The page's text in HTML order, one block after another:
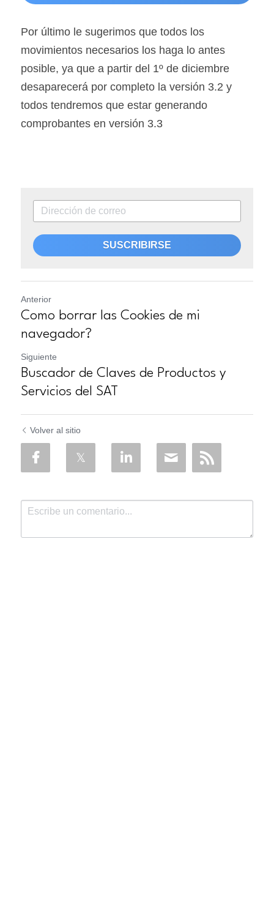
Por último le sugerimos que todos los
movimientos necesarios los haga lo antes
posible, ya que a partir del 1º de diciembre
desaparecerá por completo la versión 3.2 y
todos tendremos que estar generando
comprobantes en versión 3.3
SUSCRIBIRSE
Anterior
Como borrar las Cookies de mi
navegador?
Siguiente
Buscador de Claves de Productos y
Servicios del SAT
Volver al sitio